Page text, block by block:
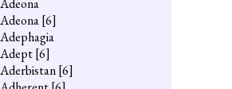
Adeona
Adeona[6]
Adephagia
Adept[6]
Aderbistan[6]